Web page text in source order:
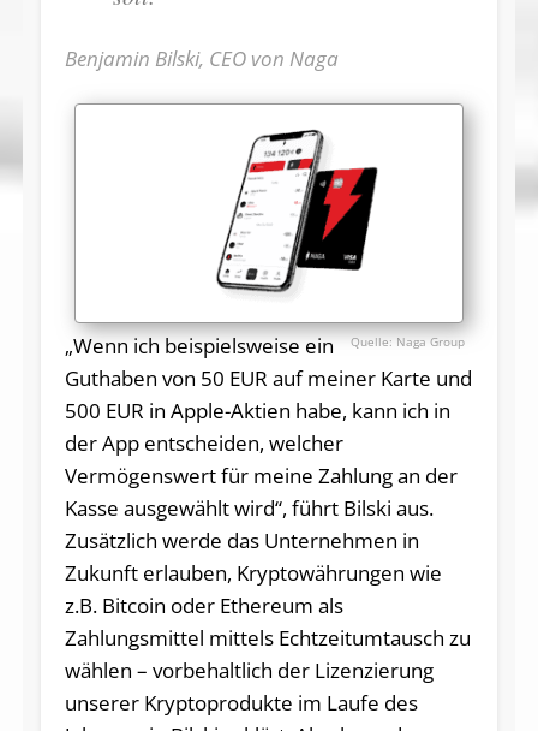
Benjamin Bilski, CEO von Naga
Naga Group
„Wenn ich beispielsweise ein
Guthaben von 50 EUR auf meiner Karte und
500 EUR in Apple-Aktien habe, kann ich in
der App entscheiden, welcher
Vermögenswert für meine Zahlung an der
Kasse ausgewählt wird“, führt Bilski aus.
Zusätzlich werde das Unternehmen in
Zukunft erlauben, Kryptowährungen wie
z.B. Bitcoin oder Ethereum als
Zahlungsmittel mittels Echtzeitumtausch zu
wählen – vorbehaltlich der Lizenzierung
unserer Kryptoprodukte im Laufe des